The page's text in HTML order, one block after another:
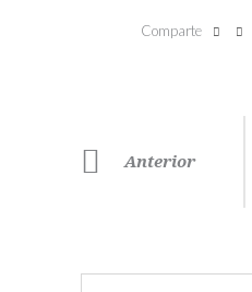
Comparte
Anterior